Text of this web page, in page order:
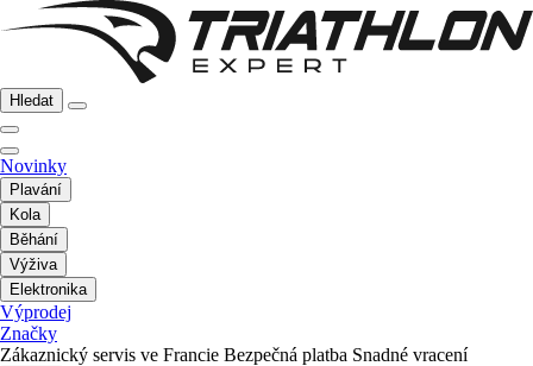
Hledat
Novinky
Plavání
Kola
Běhání
Výživa
Elektronika
Výprodej
Značky
Zákaznický servis ve Francie Bezpečná platba Snadné vracení